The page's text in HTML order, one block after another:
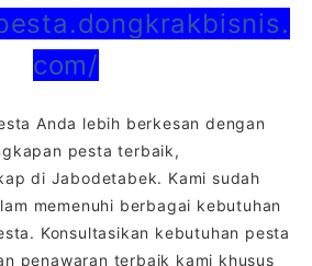
com/
Anda lebih berkesan dengan
pesta terbaik,
di Jabodetabek. Kami sudah
memenuhi berbagai kebutuhan
Konsultasikan kebutuhan pesta
penawaran terbaik kami khusus